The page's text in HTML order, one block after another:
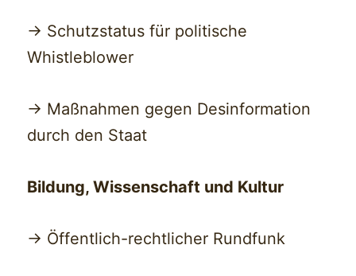
-> Schutzstatus für politische
Whistleblower
-> Maßnahmen gegen Desinformation
durch den Staat
Bildung, Wissenschaft und Kultur
-> Öffentlich-rechtlicher Rundfunk